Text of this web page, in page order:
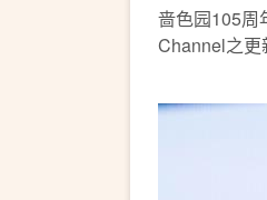
啬色园105周
Channel之更